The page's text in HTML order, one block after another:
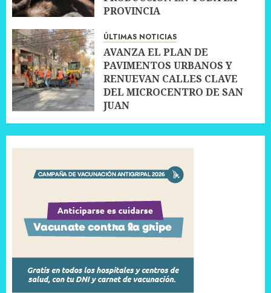
PROVINCIA
ÚLTIMAS NOTICIAS
AVANZA EL PLAN DE
PAVIMENTOS URBANOS Y
RENUEVAN CALLES CLAVE
DEL MICROCENTRO DE SAN
JUAN
10 JULIO, 2026 0